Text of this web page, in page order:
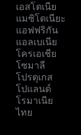
เอสโตเนีย
แมซิโดเนียะ
แอฟฟริกัน
แอลเบเนีย
โครเอเชีย
โซมาลี
โปรตุเกส
โปแลนด์
โรมาเนีย
ไทย